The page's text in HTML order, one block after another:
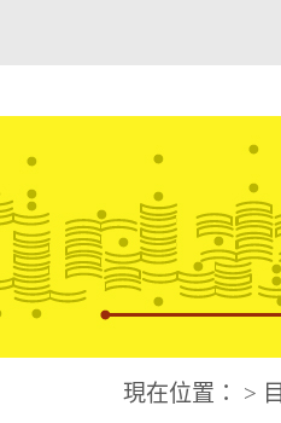
內
華文視障電子圖書網
現在位置： >